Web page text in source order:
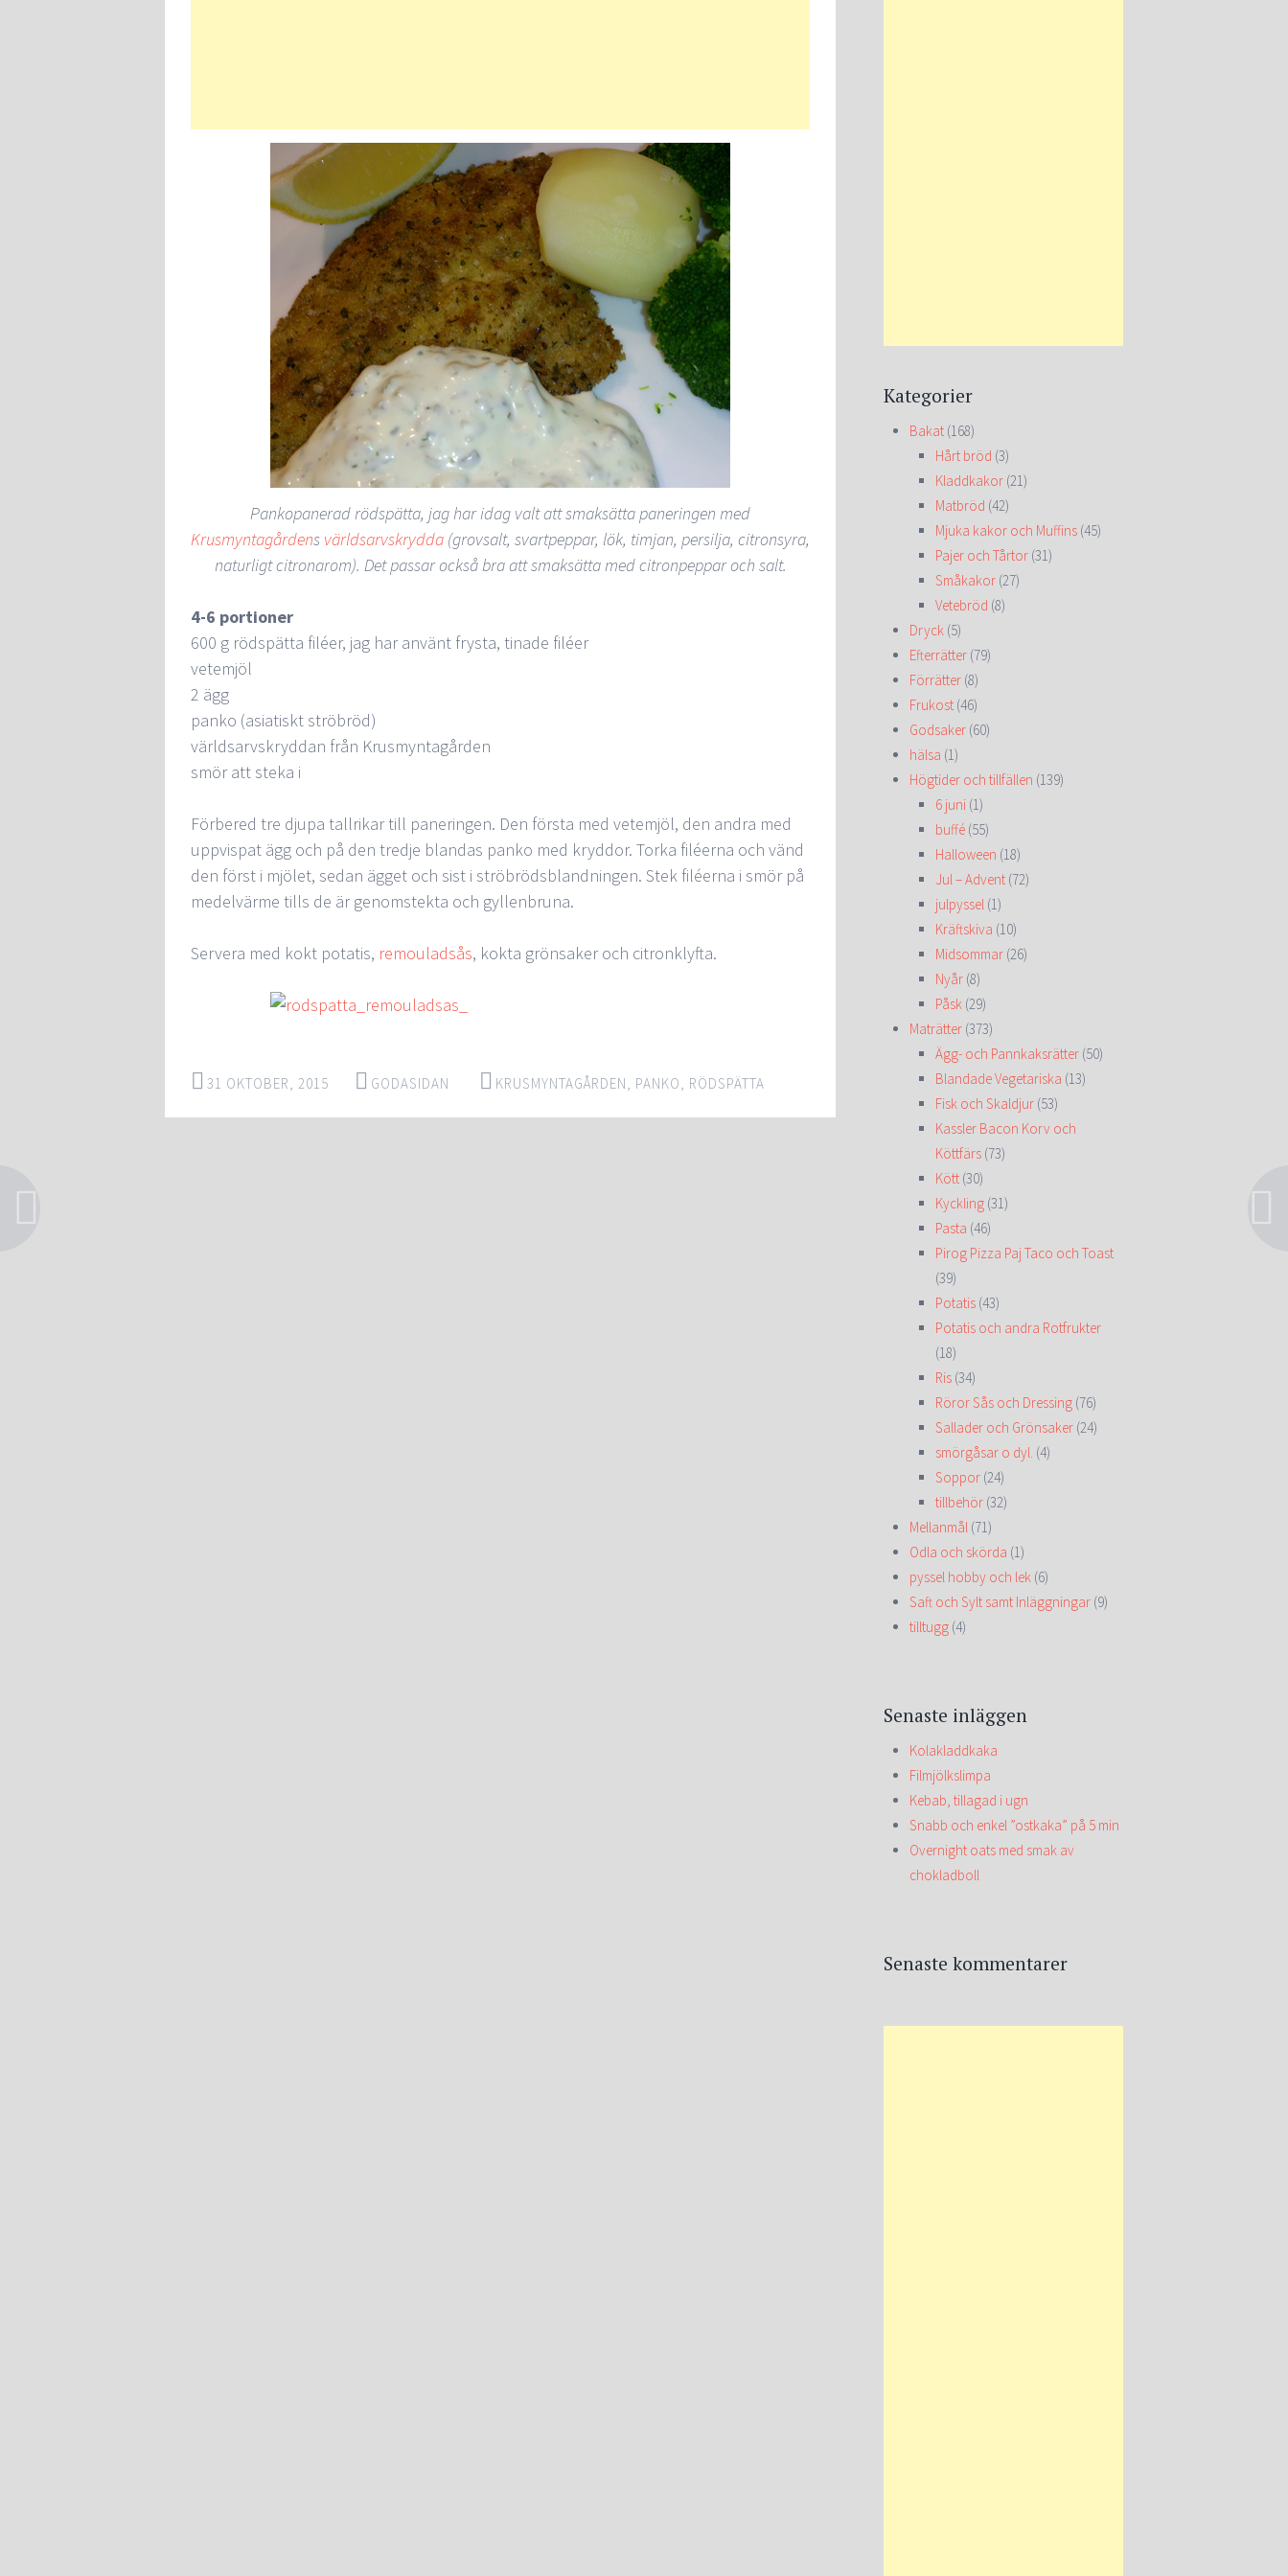
Pankopanerad rödspätta, jag har idag valt att smaksätta paneringen med
Krusmyntagårdens världsarvskrydda (grovsalt, svartpeppar, lök, timjan, persilja, citronsyra,
naturligt citronarom). Det passar också bra att smaksätta med citronpeppar och salt.
4-6 portioner
600 g rödspätta filéer, jag har använt frysta, tinade filéer
vetemjöl
2 ägg
panko (asiatiskt ströbröd)
världsarvskryddan från Krusmyntagården
smör att steka i
Förbered tre djupa tallrikar till paneringen. Den första med vetemjöl, den andra med
uppvispat ägg och på den tredje blandas panko med kryddor. Torka filéerna och vänd
den först i mjölet, sedan ägget och sist i ströbrödsblandningen. Stek filéerna i smör på
medelvärme tills de är genomstekta och gyllenbruna.
Servera med kokt potatis, remouladsås, kokta grönsaker och citronklyfta.
31 OKTOBER, 2015 GODASIDAN KRUSMYNTAGÅRDEN, PANKO, RÖDSPÄTTA
Kategorier
Bakat (168)
Hårt bröd (3)
Kladdkakor (21)
Matbröd (42)
Mjuka kakor och Muffins (45)
Pajer och Tårtor (31)
Småkakor (27)
Vetebröd (8)
Dryck (5)
Efterrätter (79)
Förrätter (8)
Frukost (46)
Godsaker (60)
hälsa (1)
Högtider och tillfällen (139)
6 juni (1)
buffé (55)
Halloween (18)
Jul – Advent (72)
julpyssel (1)
Kräftskiva (10)
Midsommar (26)
Nyår (8)
Påsk (29)
Maträtter (373)
Ägg- och Pannkaksrätter (50)
Blandade Vegetariska (13)
Fisk och Skaldjur (53)
Kassler Bacon Korv och
Köttfärs (73)
Kött (30)
Kyckling (31)
Pasta (46)
Pirog Pizza Paj Taco och Toast
(39)
Potatis (43)
Potatis och andra Rotfrukter
(18)
Ris (34)
Röror Sås och Dressing (76)
Sallader och Grönsaker (24)
smörgåsar o dyl. (4)
Soppor (24)
tillbehör (32)
Mellanmål (71)
Odla och skörda (1)
pyssel hobby och lek (6)
Saft och Sylt samt Inläggningar (9)
tilltugg (4)
Senaste inläggen
Kolakladdkaka
Filmjölkslimpa
Kebab, tillagad i ugn
Snabb och enkel ”ostkaka” på 5 min
Overnight oats med smak av
chokladboll
Senaste kommentarer